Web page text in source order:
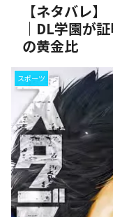
【ネタバレ
｜DL学園が
の黄金比
スポーツ